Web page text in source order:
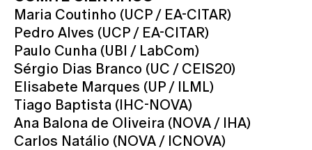
Maria Coutinho (UCP / EA-CITAR)
Pedro Alves (UCP / EA-CITAR)
Paulo Cunha (UBI / LabCom)
Sérgio Dias Branco (UC / CEIS20)
Elisabete Marques (UP / ILML)
Tiago Baptista (IHC-NOVA)
Ana Balona de Oliveira (NOVA / IHA)
Carlos Natálio (NOVA / ICNOVA)